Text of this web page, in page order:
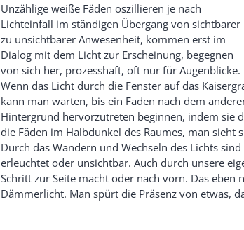
Unzählige weiße Fäden oszillieren je nach
Lichteinfall im ständigen Übergang von sichtbarer
zu unsichtbarer Anwesenheit, kommen erst im
Dialog mit dem Licht zur Erscheinung, begegnen
von sich her, prozesshaft, oft nur für Augenblicke.
Wenn das Licht durch die Fenster auf das
kann man warten, bis ein Faden nach dem
Hintergrund hervorzutreten beginnen, indem sie
die Fäden im Halbdunkel des Raumes, man sieht
Durch das Wandern und Wechseln des Lichts
erleuchtet oder unsichtbar. Auch durch unsere
Schritt zur Seite macht oder nach vorn. Das eben
Dämmerlicht. Man spürt die Präsenz von etwas,